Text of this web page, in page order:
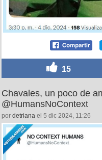
15
Chavales, un poco de
@HumansNoContext
por detriana el 5 dic 2024, 11:26